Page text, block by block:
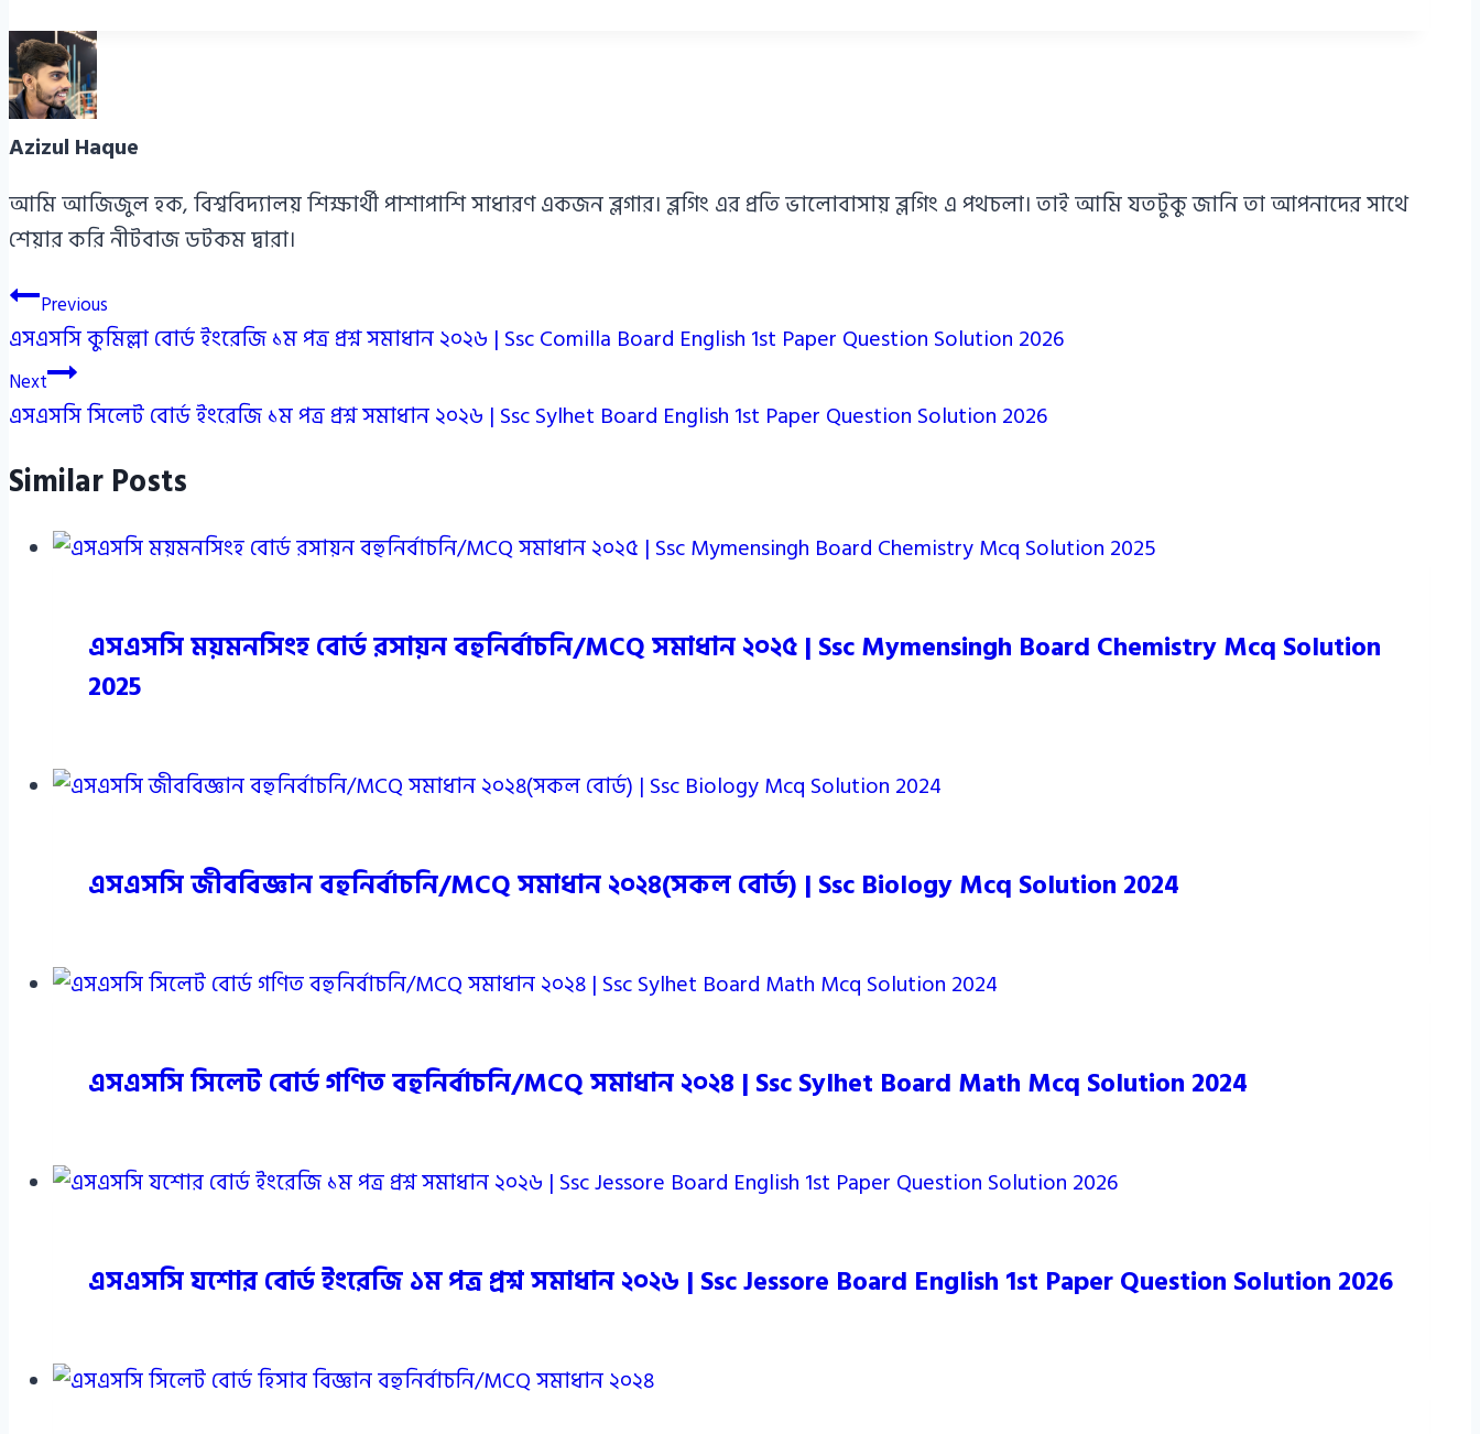
Azizul Haque
আমি আজিজুল হক, বিশ্ববিদ্যালয় শিক্ষার্থী পাশাপাশি সাধারণ একজন ব্লগার। ব্লগিং এর প্রতি ভালোবাসায় ব্লগিং এ পথচলা। তাই আমি যতটুকু জানি তা আপনাদের সাথে
শেয়ার করি নীটবাজ ডটকম দ্বারা।
Post
navigation
Previous
এসএসসি কুমিল্লা বোর্ড ইংরেজি ১ম পত্র প্রশ্ন সমাধান ২০২৬ | Ssc Comilla Board English 1st Paper Question Solution 2026
Next
এসএসসি সিলেট বোর্ড ইংরেজি ১ম পত্র প্রশ্ন সমাধান ২০২৬ | Ssc Sylhet Board English 1st Paper Question Solution 2026
Similar Posts
এসএসসি ময়মনসিংহ বোর্ড রসায়ন বহুনির্বাচনি/MCQ সমাধান ২০২৫ | Ssc Mymensingh Board Chemistry Mcq Solution
2025
এসএসসি জীববিজ্ঞান বহুনির্বাচনি/MCQ সমাধান ২০২৪(সকল বোর্ড) | Ssc Biology Mcq Solution 2024
এসএসসি সিলেট বোর্ড গণিত বহুনির্বাচনি/MCQ সমাধান ২০২৪ | Ssc Sylhet Board Math Mcq Solution 2024
এসএসসি যশোর বোর্ড ইংরেজি ১ম পত্র প্রশ্ন সমাধান ২০২৬ | Ssc Jessore Board English 1st Paper Question Solution 2026